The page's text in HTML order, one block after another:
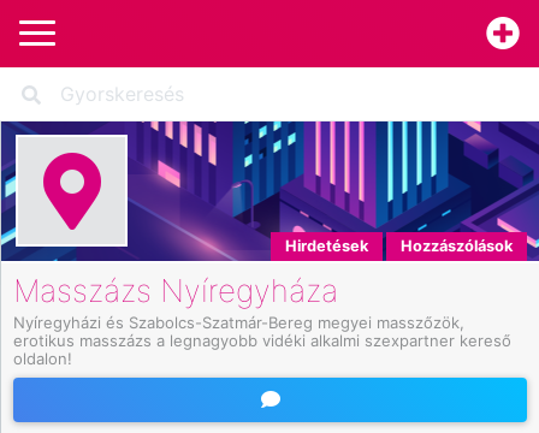
Hirdetések Hozzászólások
Masszázs Nyíregyháza
Nyíregyházi és Szabolcs-Szatmár-Bereg megyei masszőzök,
erotikus masszázs a legnagyobb vidéki alkalmi szexpartner kereső
oldalon!